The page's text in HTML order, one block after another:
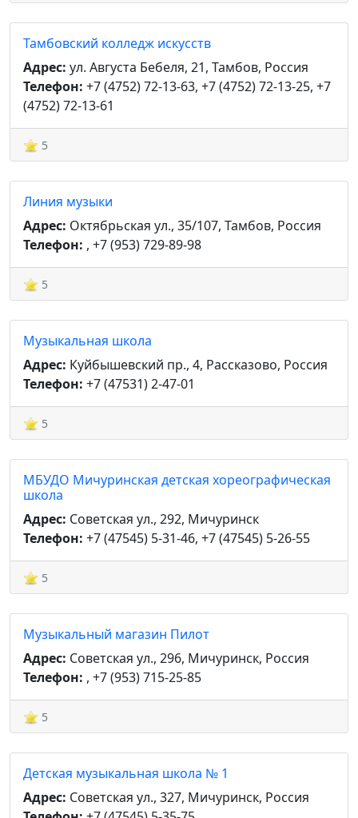
Тамбовский колледж искусств
Адрес: ул. Августа Бебеля, 21, Тамбов, Россия
Телефон: +7 (4752) 72-13-63, +7 (4752) 72-13-25, +7
(4752) 72-13-61
5
Линия музыки
Адрес: Октябрьская ул., 35/107, Тамбов, Россия
Телефон: , +7 (953) 729-89-98
5
Музыкальная школа
Адрес: Куйбышевский пр., 4, Рассказово, Россия
Телефон: +7 (47531) 2-47-01
5
МБУДО Мичуринская детская хореографическая
школа
Адрес: Советская ул., 292, Мичуринск
Телефон: +7 (47545) 5-31-46, +7 (47545) 5-26-55
5
Музыкальный магазин Пилот
Адрес: Советская ул., 296, Мичуринск, Россия
Телефон: , +7 (953) 715-25-85
5
Детская музыкальная школа № 1
Адрес: Советская ул., 327, Мичуринск, Россия